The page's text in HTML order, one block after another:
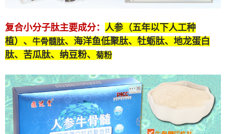
复合小分子肽主要成分： 人参（五年以下人工种
植）、 牛骨髓肽、海洋鱼低聚肽、牡蛎肽、 地龙蛋白
肽、苦瓜肽、纳豆粉、 菊粉